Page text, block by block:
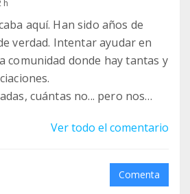
h
aquí. Han sido años de
verdad. Intentar ayudar en
comunidad donde hay tantas y
cuántas no... pero nos
que están tantos y tantos y
brindado a personas que han
a todos los teamers. Seguro
asociación tan maravillosa a
Ver todo el comentario
Comenta